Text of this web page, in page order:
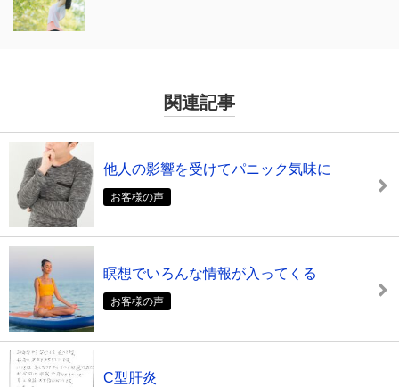
関連記事
他人の影響を受けてパニック気味に
お客様の声
瞑想でいろんな情報が入ってくる
お客様の声
C型肝炎